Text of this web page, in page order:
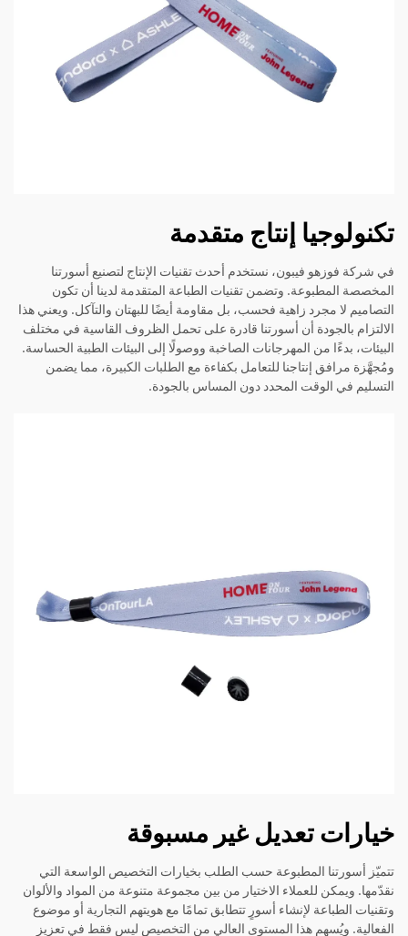
تكنولوجيا إنتاج متقدمة
في شركة فوزهو فيبون، نستخدم أحدث تقنيات الإنتاج لتصنيع أسورتنا
المخصصة المطبوعة. وتضمن تقنيات الطباعة المتقدمة لدينا أن تكون
التصاميم لا مجرد زاهية فحسب، بل مقاومة أيضًا للبهتان والتآكل. ويعني هذا
الالتزام بالجودة أن أسورتنا قادرة على تحمل الظروف القاسية في مختلف
البيئات، بدءًا من المهرجانات الصاخبة ووصولًا إلى البيئات الطبية الحساسة.
ومُجهَّزة مرافق إنتاجنا للتعامل بكفاءة مع الطلبات الكبيرة، مما يضمن
التسليم في الوقت المحدد دون المساس بالجودة.
خيارات تعديل غير مسبوقة
تتميّز أسورتنا المطبوعة حسب الطلب بخيارات التخصيص الواسعة التي
نقدّمها. ويمكن للعملاء الاختيار من بين مجموعة متنوعة من المواد والألوان
وتقنيات الطباعة لإنشاء أسورٍ تتطابق تمامًا مع هويتهم التجارية أو موضوع
الفعالية. ويُسهم هذا المستوى العالي من التخصيص ليس فقط في تعزيز